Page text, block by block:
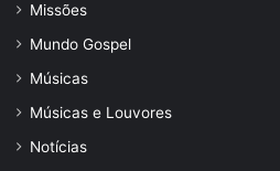
Missões
Mundo Gospel
Músicas
Músicas e Louvores
Notícias